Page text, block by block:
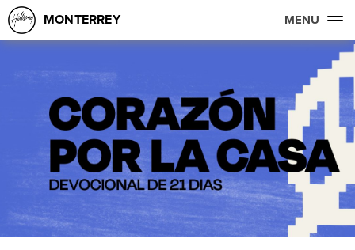
MONTERREY MENU